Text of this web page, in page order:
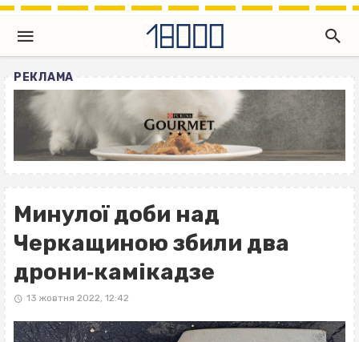
РЕКЛАМА
Минулої доби над
Черкащиною збили два
дрони‐камікадзе
13 жовтня 2022, 12:42